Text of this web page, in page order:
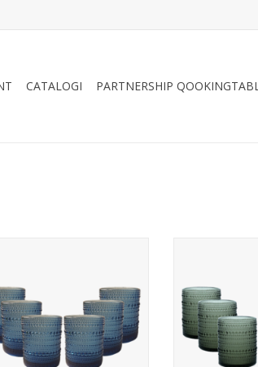
CATALOGI PARTNERSHIP
en robuuste look, past
voor elke gelegenheid.
Geschikt voor de vaatwas
in paars, blauw,
grijs, groen en helder
unieke en
voor elke
Geschikt
Beschikbaar
grijs,